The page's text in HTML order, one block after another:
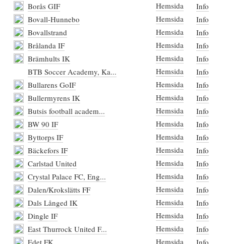
Borås GIF
Hemsida
Info
Bovall-Hunnebo
Hemsida
Info
Bovallstrand
Hemsida
Info
Brålanda IF
Hemsida
Info
Brämhults IK
Hemsida
Info
BTB Soccer Academy, Ka...
Hemsida
Info
Bullarens GoIF
Hemsida
Info
Bullermyrens IK
Hemsida
Info
Butsis football academ...
Hemsida
Info
BW 90 IF
Hemsida
Info
Byttorps IF
Hemsida
Info
Bäckefors IF
Hemsida
Info
Carlstad United
Hemsida
Info
Crystal Palace FC, Eng...
Hemsida
Info
Dalen/Krokslätts FF
Hemsida
Info
Dals Långed IK
Hemsida
Info
Dingle IF
Hemsida
Info
East Thurrock United F...
Hemsida
Info
Edet FK
Hemsida
Info